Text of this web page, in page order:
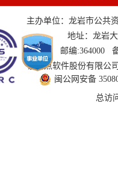
主办单位：龙岩市公共
地址：龙岩
邮编:364000
持：国泰新点软件股份有限
闽公网安备
总访